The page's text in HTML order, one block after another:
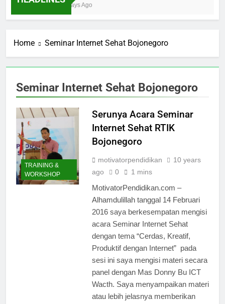
4 Days Ago
Home Seminar Internet Sehat Bojonegoro
Seminar Internet Sehat Bojonegoro
TRAINING &
WORKSHOP
Serunya Acara Seminar
Internet Sehat RTIK
Bojonegoro
motivatorpendidikan
10 years
ago
0 1 mins
MotivatorPendidikan.com –
Alhamdulillah tanggal 14 Februari
2016 saya berkesempatan mengisi
acara Seminar Internet Sehat
dengan tema “Cerdas, Kreatif,
Produktif dengan Internet” pada
sesi ini saya mengisi materi secara
panel dengan Mas Donny Bu ICT
Wacth. Saya menyampaikan materi
atau lebih jelasnya memberikan